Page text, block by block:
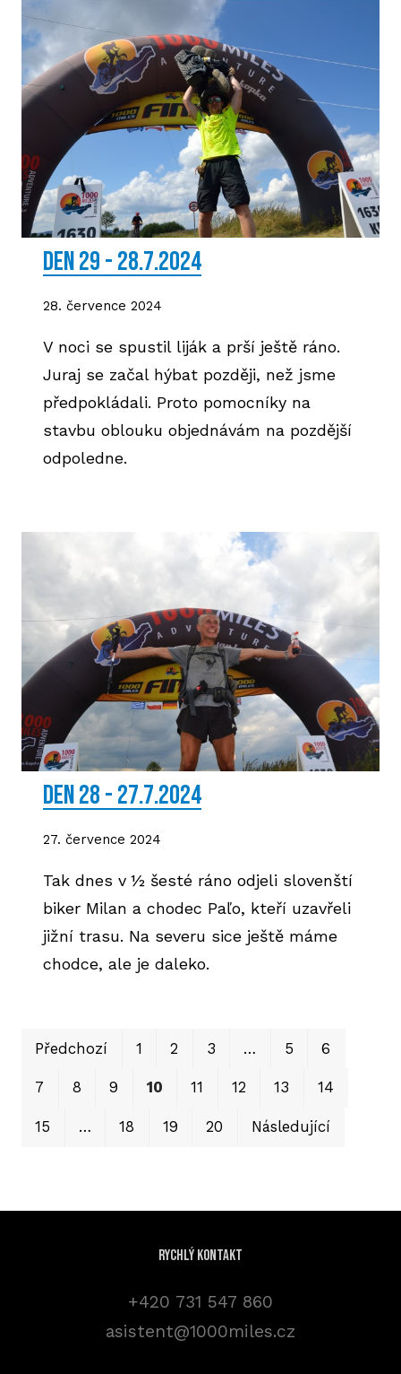
DEN 29 - 28.7.2024
28. července 2024
V noci se spustil liják a prší ještě ráno.
Juraj se začal hýbat později, než jsme
předpokládali. Proto pomocníky na
stavbu oblouku objednávám na pozdější
odpoledne.
DEN 28 - 27.7.2024
27. července 2024
Tak dnes v ½ šesté ráno odjeli slovenští
biker Milan a chodec Paľo, kteří uzavřeli
jižní trasu. Na severu sice ještě máme
chodce, ale je daleko.
Předchozí 1 2 3 … 5 6
7 8 9 10 11 12 13 14
15 … 18 19 20 Následující
Rychlý kontakt
+420 731 547 860
asistent@1000miles.cz